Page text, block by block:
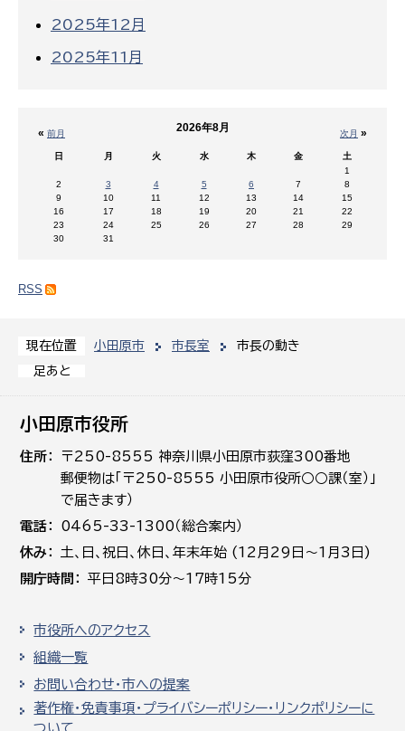
現在位置 小田原市 市長室
市長の動き
足あと
2025年12月
2025年11月
« 前月 次月 »
2026年8月
日 月 火 水 木 金
土
1
2
3 4 5 6 7
8
9
10 11 12 13 14
15
16
17 18 19 20 21
22
23
24 25 26 27 28
29
30
31
RSS
小田原市役所
住所
〒250-8555 神奈川県小田原市荻窪300番地
郵便物は「〒250-8555 小田原市役所○○課（室）」
で届きます）
電話
0465-33-1300（総合案内）
休み
土､日､祝日、休日、年末年始 (12月29日～1月3日)
開庁時間
平日8時30分～17時15分
市役所へのアクセス
組織一覧
お問い合わせ・市への提案
著作権・免責事項・プライバシーポリシー・リンクポリシーに
ついて